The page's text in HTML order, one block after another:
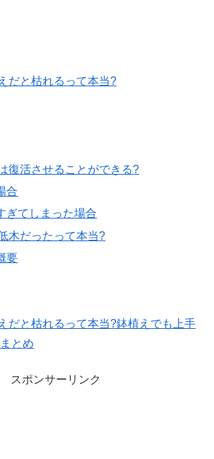
だと枯れるって本当?
復活させることができる?
合
ぎてしまった場合
木だったって本当?
要
だと枯れるって本当?鉢植えでも上手
とめ
スポンサーリンク